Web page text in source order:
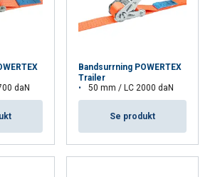
daN
Bandsurrning POWERTEX
Trailer
50 mm / LC 2000 daN
Se produkt
med våra reklam- och
som kan kombinera den med
de har samlat in från din
deras tjänster. Integritetspolicy
Inriktning